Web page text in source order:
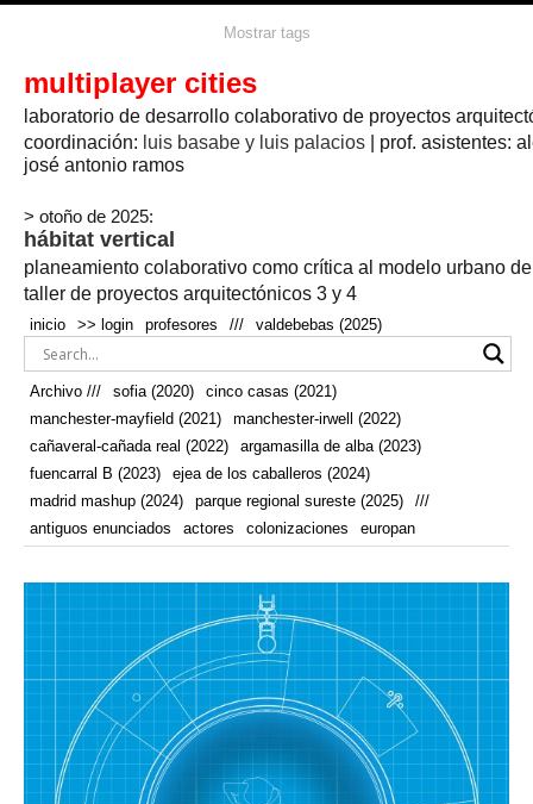
agricultura agricultura circular
arquitectura textil arte artesanía
bicicletas biodiversidad biorrefinería biotecnología bloque lineal
bodega bosque botánica caminos camping campo
cañada
real
canal cañaveral
real
cocina colaboración
autonoma
conectar
cooperativa crecimiento cueva cultivo cultivos deporte
don
quijote
ecosistema ejea de los caballeros
renovables
enterrado espacio social espacio verde
estructura europan fauna
fernández del amo festival fiesta flexibilidad fotomontaje
fuencarral b gastronomía geologia
geometrización curvas de
nivel
grúas habitar habitat hábitat hotel
infraestructura inmigración instalaciones invernadero
laguna línea del tiempo lineal longitudinal
manchester mapeo marihuana mayfield
mercado
modular modulo
nómada
paneles solares paragüas
plantas plegable prefabricado presa private producción
productivo protección de los ecosistemas
pueblo de
colonización
rave recorrido
regeneración
remolacha
retiro rio sistema social
sociedad
sombra
sostenibilidad sota tecnología tejido
Mostrar tags
multiplayer cities
laboratorio de desarrollo colaborativo de proyectos
coordinación: luis basabe y luis palacios | prof. asistentes:
josé antonio ramos
> otoño de 2025:
hábitat vertical
planeamiento colaborativo como crítica al modelo urbano
taller de proyectos arquitectónicos 3 y 4
inicio >> login profesores /// valdebebas (2025)
Archivo /// sofia (2020)
cinco casas (2021)
manchester-mayfield (2021)
manchester-irwell (2022)
cañaveral-cañada real (2022)
argamasilla de alba (2023)
fuencarral B (2023)
ejea de los caballeros (2024)
madrid mashup (2024)
parque regional sureste (2025)
///
antiguos enunciados
actores colonizaciones europan